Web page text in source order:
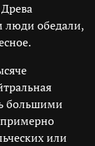
люди обедали,
большими
или